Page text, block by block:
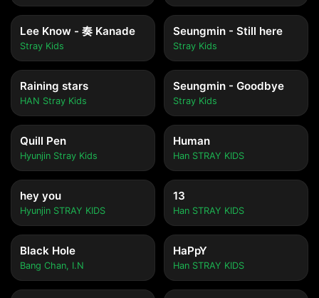
Lee Know - 奏 Kanade
Stray Kids
Seungmin - Still here
Stray Kids
Raining stars
HAN Stray Kids
Seungmin - Goodbye
Stray Kids
Quill Pen
Hyunjin Stray Kids
Human
Han STRAY KIDS
hey you
Hyunjin STRAY KIDS
13
Han STRAY KIDS
Black Hole
Bang Chan, I.N
HaPpY
Han STRAY KIDS